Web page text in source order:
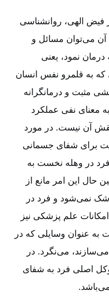
فیض الهی‌، روانشناسی
می‌توان مسائل و
نمود، یعنی
به قلمرو نفس انسان
مثبت و درمانگرانه
معنای نفی عملکرد
نقش آن نیست‌. در مورد
برای شفای جسمانی
در وهله نخست به
حال این امر مانع از
نمی‌شود و فرد در
علم پزشکی نیز
به عنوان وسایلی که در
می‌نگرد. در
اصلی فرد به شفای